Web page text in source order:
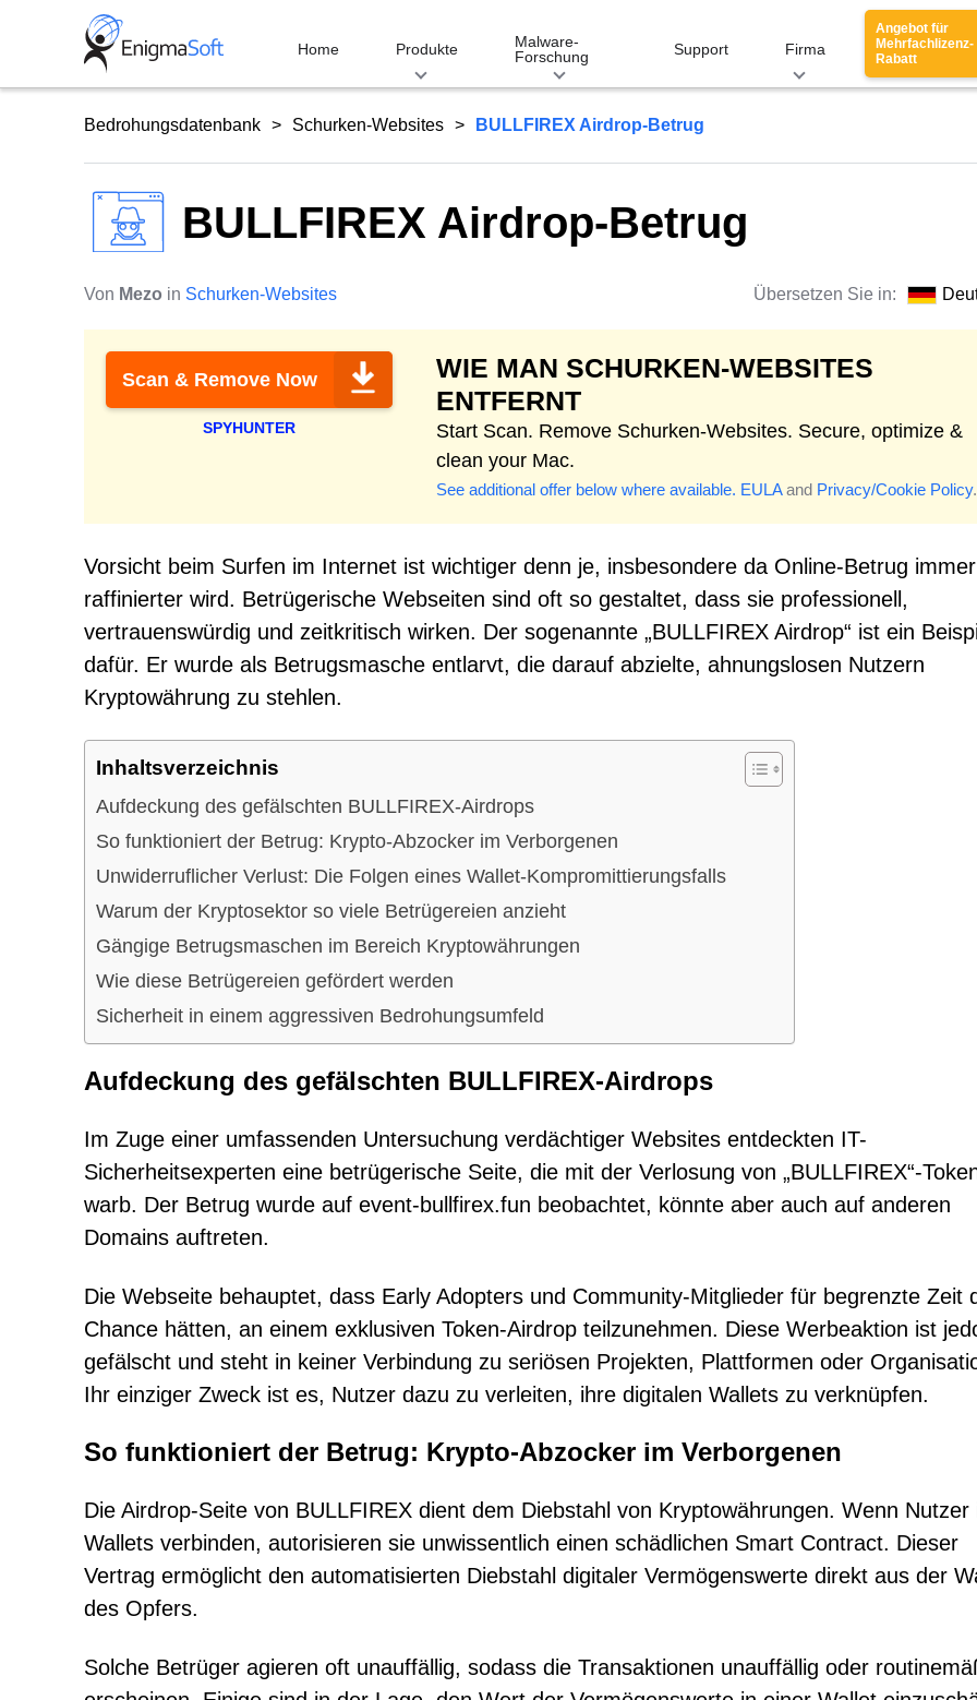
Home Produkte
Malware-
Forschung
Support Firma
Angebot für
Mehrfachlizenz-
Rabatt
Bedrohungsdatenbank Schurken-Websites BULLFIREX Airdrop-Betrug
BULLFIREX Airdrop-Betrug
Von Mezo in Schurken-Websites Übersetzen Sie in:
Scan & Remove Now
SPYHUNTER
WIE MAN SCHURKEN-WEBSITES
ENTFERNT
Start Scan. Remove Schurken-Websites. Secure, optimize &
clean your Mac.
See additional offer below where available. EULAand Privacy/Cookie Policy.
Vorsicht beim Surfen im Internet ist wichtiger denn je, insbesondere da Online-Betrug immer
raffinierter wird. Betrügerische Webseiten sind oft so gestaltet, dass sie professionell,
vertrauenswürdig und zeitkritisch wirken. Der sogenannte „BULLFIREX Airdrop“ ist ein
dafür. Er wurde als Betrugsmasche entlarvt, die darauf abzielte, ahnungslosen Nutzern
Kryptowährung zu stehlen.
Inhaltsverzeichnis
Aufdeckung des gefälschten BULLFIREX-Airdrops
So funktioniert der Betrug: Krypto-Abzocker im Verborgenen
Unwiderruflicher Verlust: Die Folgen eines Wallet-Kompromittierungsfalls
Warum der Kryptosektor so viele Betrügereien anzieht
Gängige Betrugsmaschen im Bereich Kryptowährungen
Wie diese Betrügereien gefördert werden
Sicherheit in einem aggressiven Bedrohungsumfeld
Aufdeckung des gefälschten BULLFIREX-Airdrops
Im Zuge einer umfassenden Untersuchung verdächtiger Websites entdeckten IT-
Sicherheitsexperten eine betrügerische Seite, die mit der Verlosung von „BULLFIREX“-
warb. Der Betrug wurde auf event-bullfirex.fun beobachtet, könnte aber auch auf anderen
Domains auftreten.
Die Webseite behauptet, dass Early Adopters und Community-Mitglieder für begrenzte Zeit
Chance hätten, an einem exklusiven Token-Airdrop teilzunehmen. Diese Werbeaktion ist
gefälscht und steht in keiner Verbindung zu seriösen Projekten, Plattformen oder
Ihr einziger Zweck ist es, Nutzer dazu zu verleiten, ihre digitalen Wallets zu verknüpfen.
So funktioniert der Betrug: Krypto-Abzocker im Verborgenen
Die Airdrop-Seite von BULLFIREX dient dem Diebstahl von Kryptowährungen. Wenn Nutzer
Wallets verbinden, autorisieren sie unwissentlich einen schädlichen Smart Contract. Dieser
Vertrag ermöglicht den automatisierten Diebstahl digitaler Vermögenswerte direkt aus der
des Opfers.
Solche Betrüger agieren oft unauffällig, sodass die Transaktionen unauffällig oder